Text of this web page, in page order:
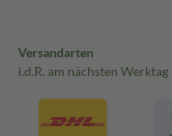
Versandarten
i.d.R. am nächsten Werktag